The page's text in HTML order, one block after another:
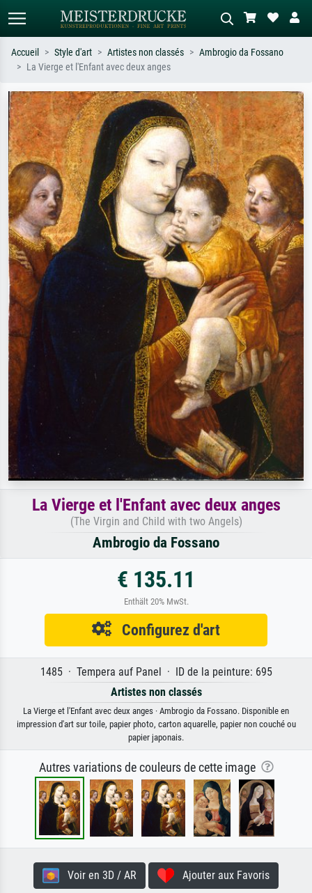
Recherchez par artiste, titre ou style –
ex. Monet, Nuit étoilée,
impressionnisme, vague de Hokusai,
nu.
Décrivez la scène – ex. prairie verte,
abstrait avec beaucoup de rouge,
tableau sombre, nu debout près d'un
arbre.
Accueil Style d'art Artistes non classés
Ambrogio da Fossano
La Vierge et l'Enfant avec deux anges
La Vierge et l'Enfant avec deux anges
(The Virgin and Child with two Angels)
Ambrogio da Fossano
€ 135.11
Enthält 20% MwSt.
Configurez d'art
1485 · Tempera auf Panel · ID de la peinture: 695
Artistes non classés
La Vierge et l'Enfant avec deux anges · Ambrogio da Fossano. Disponible en
impression d'art sur toile, papier photo, carton aquarelle, papier non couché ou
papier japonais.
Autres variations de couleurs de cette image
Voir en 3D / AR Ajouter aux Favoris